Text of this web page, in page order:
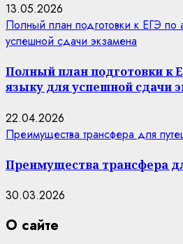
13.05.2026
Полный план подготовки к ЕГЭ по
успешной сдачи экзамена
Полный план подготовки к
языку для успешной сдачи
22.04.2026
Преимущества трансфера для
Преимущества трансфера
30.03.2026
О сайте